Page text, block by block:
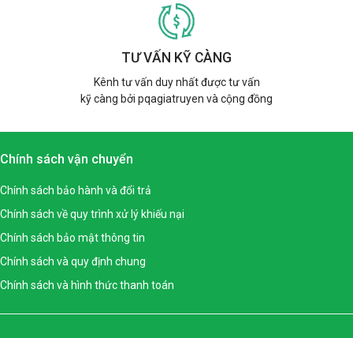
TƯ VẤN KỸ CÀNG
Kênh tư vấn duy nhất được tư vấn
kỹ càng bởi pqagiatruyen và cộng đồng
Chính sách vận chuyển
Chính sách bảo hành và đổi trả
Chính sách về quy trình xử lý khiếu nại
Chính sách bảo mật thông tin
Chính sách và quy định chung
Chính sách và hình thức thanh toán